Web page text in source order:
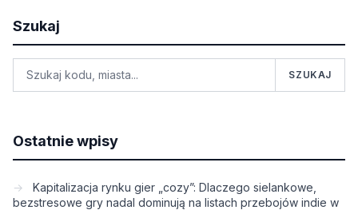
Szukaj
SZUKAJ
Ostatnie wpisy
Kapitalizacja rynku gier „cozy”: Dlaczego sielankowe,
bezstresowe gry nadal dominują na listach przebojów indie w